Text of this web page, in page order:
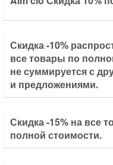
Скидка -10%
все товары по
не суммируется с
и предложениями.
Скидка -15% на все
полной стоимости.